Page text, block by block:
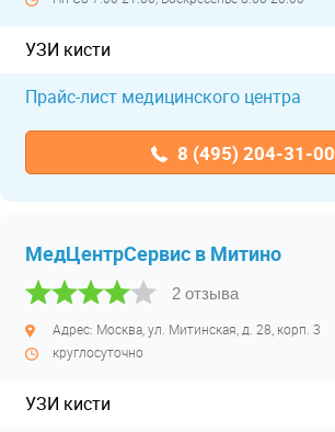
УЗИ кисти
Прайс-лист медицинского центра
8 (495) 204-31-00
МедЦентрСервис в Митино
2 отзыва
Адрес: Москва, ул. Митинская, д. 28, корп. 3
круглосуточно
УЗИ кисти